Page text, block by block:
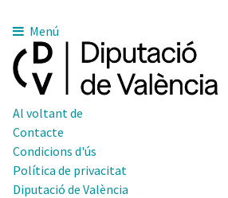
Menú
Al voltant de
Contacte
Condicions d'ús
Política de privacitat
Diputació de València